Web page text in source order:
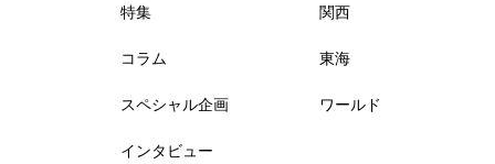
特集
コラム
スペシャル企画
インタビュー
関西
東海
ワールド